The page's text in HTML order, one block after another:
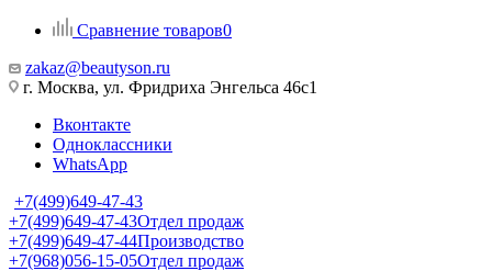
Сравнение товаров0
zakaz@beautyson.ru
г. Москва, ул. Фридриха Энгельса 46с1
Вконтакте
Одноклассники
WhatsApp
+7(499)649-47-43
+7(499)649-47-43Отдел продаж
+7(499)649-47-44Производство
+7(968)056-15-05Отдел продаж